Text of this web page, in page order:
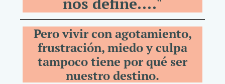
Pero vivir con agotamiento,
frustración, miedo y culpa
tampoco tiene por qué ser
nuestro destino.